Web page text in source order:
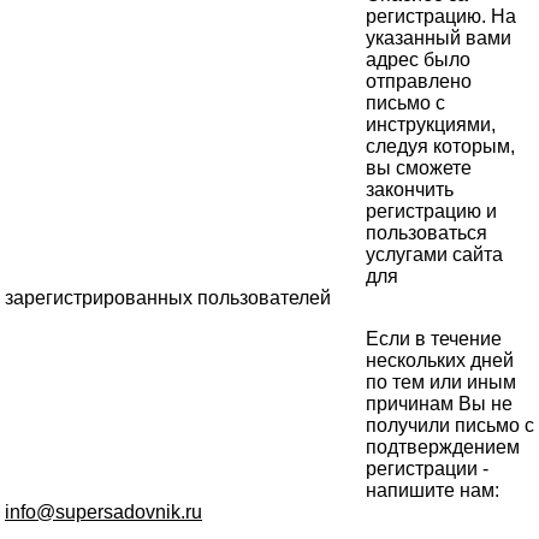
регистрацию. На
указанный вами
адрес было
отправлено
письмо с
инструкциями,
следуя которым,
вы сможете
закончить
регистрацию и
пользоваться
услугами сайта
для
зарегистрированных пользователей
Если в течение
нескольких дней
по тем или иным
причинам Вы не
получили письмо с
подтверждением
регистрации -
напишите нам:
info@supersadovnik.ru